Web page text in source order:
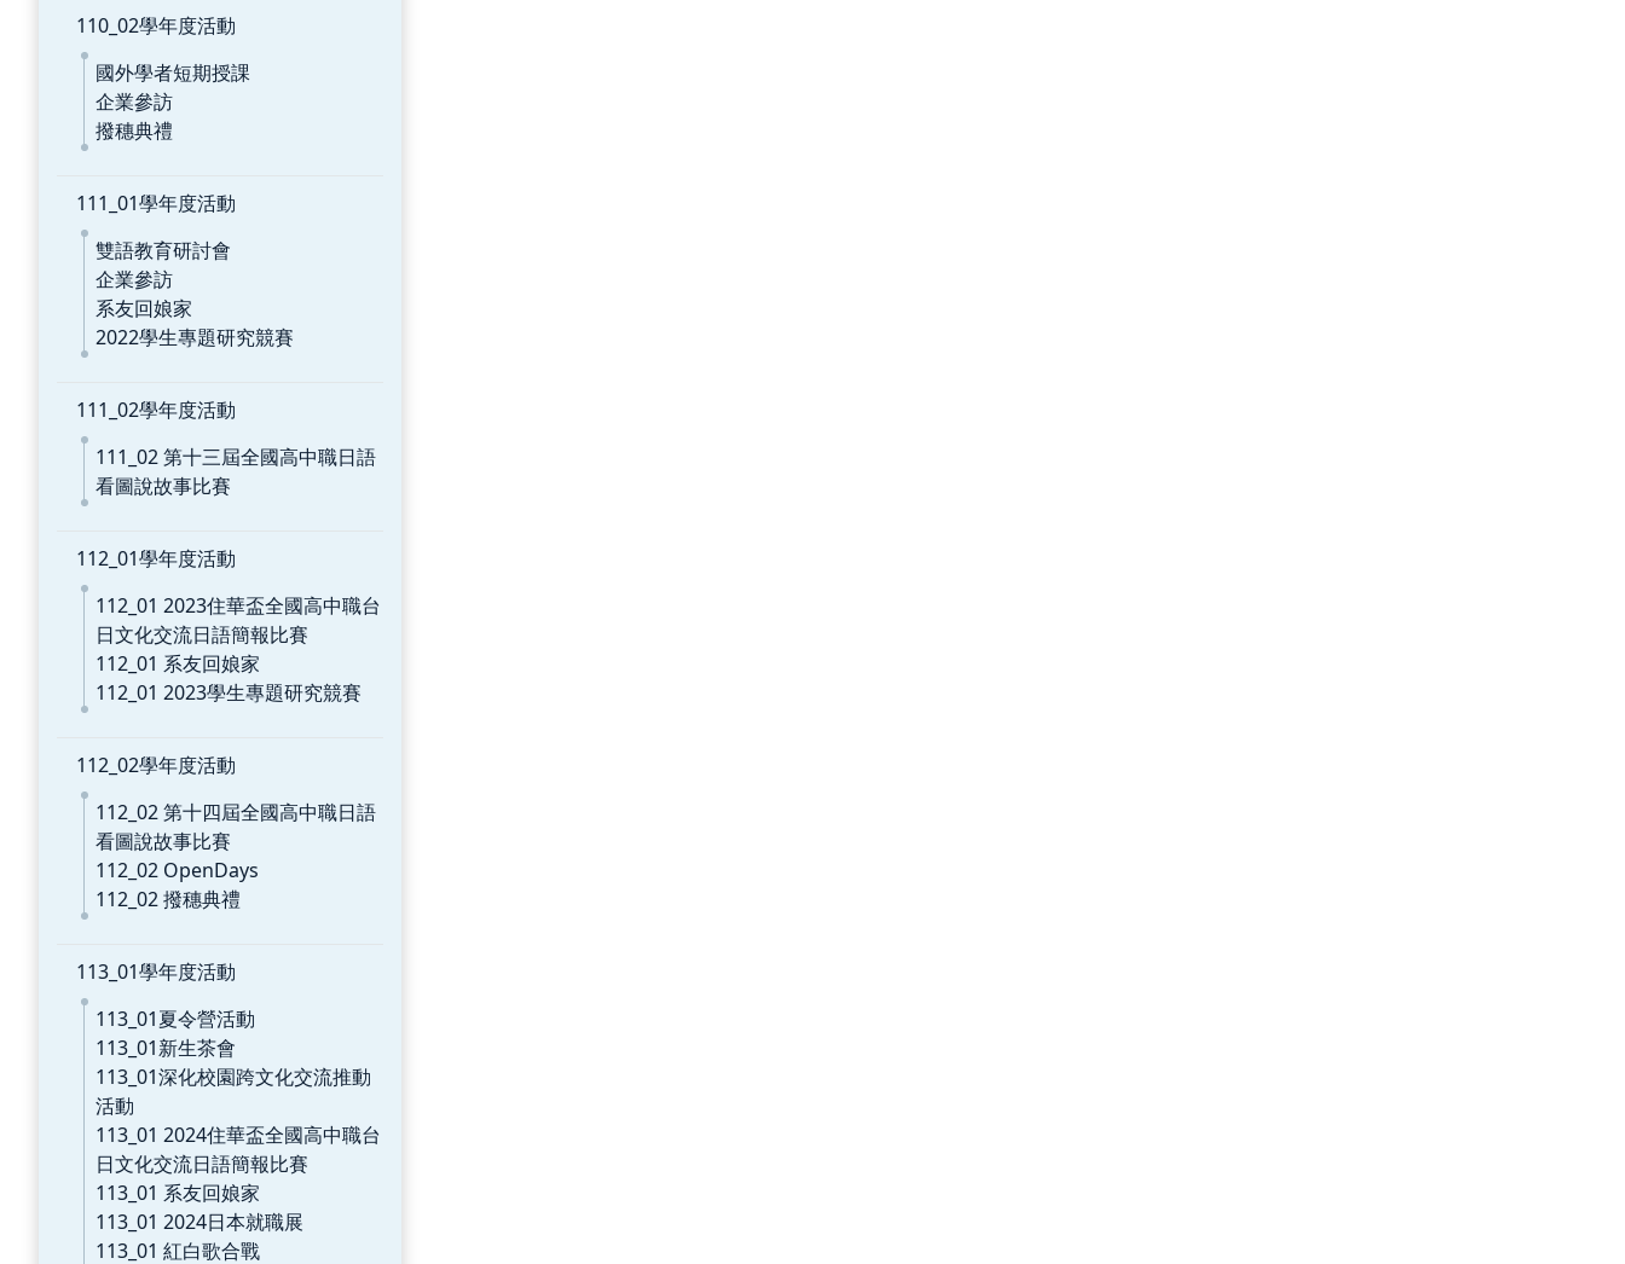
110_02學年度活動
國外學者短期授課
企業參訪
撥穗典禮
111_01學年度活動
雙語教育研討會
企業參訪
系友回娘家
2022學生專題研究競賽
111_02學年度活動
111_02 第十三屆全國高中職日語
看圖說故事比賽
112_01學年度活動
112_01 2023住華盃全國高中職台
日文化交流日語簡報比賽
112_01 系友回娘家
112_01 2023學生專題研究競賽
112_02學年度活動
112_02 第十四屆全國高中職日語
看圖說故事比賽
112_02 OpenDays
112_02 撥穗典禮
113_01學年度活動
113_01夏令營活動
113_01新生茶會
113_01深化校園跨文化交流推動
活動
113_01 2024住華盃全國高中職台
日文化交流日語簡報比賽
113_01 系友回娘家
113_01 2024日本就職展
113_01 紅白歌合戰